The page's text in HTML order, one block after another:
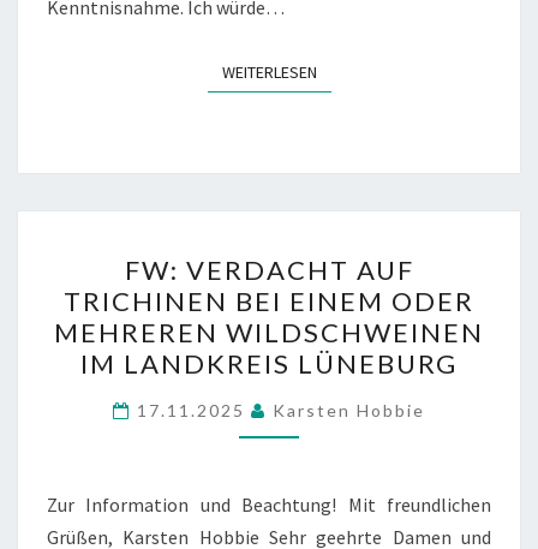
Kenntnisnahme. Ich würde…
WEITERLESENWEITERLESEN
VERDACHT
AUF
TRICHINEN
BEI
EINEM
ODER
WILDSCHWEINEN
IM
FW: VERDACHT AUF
TRICHINEN BEI EINEM ODER
MEHREREN WILDSCHWEINEN
IM LANDKREIS LÜNEBURG
17.11.2025 Karsten Hobbie
Zur Information und Beachtung! Mit freundlichen
Grüßen, Karsten Hobbie Sehr geehrte Damen und